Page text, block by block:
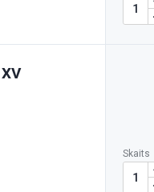
Skaits